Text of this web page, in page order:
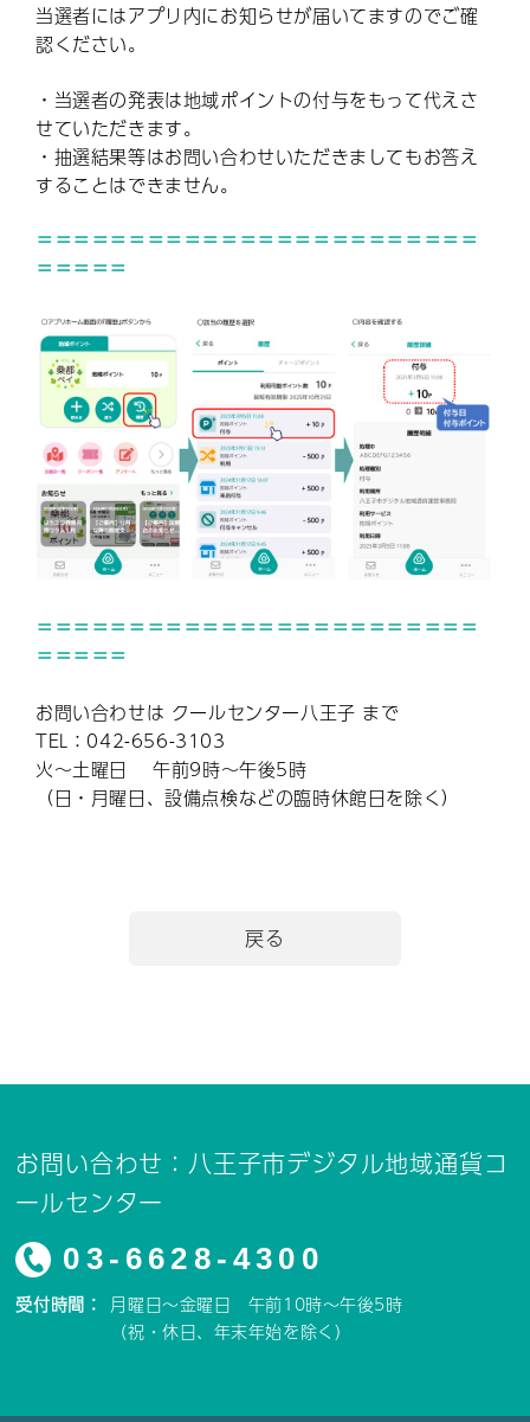
当選者にはアプリ内にお知らせが届いてますのでご確
認ください。
・当選者の発表は地域ポイントの付与をもって代えさ
せていただきます。
・抽選結果等はお問い合わせいただきましてもお答え
することはできません。
＝＝＝＝＝＝＝＝＝＝＝＝＝＝＝＝＝＝＝＝＝＝＝＝
＝＝＝＝＝
＝＝＝＝＝＝＝＝＝＝＝＝＝＝＝＝＝＝＝＝＝＝＝＝
＝＝＝＝＝
お問い合わせは クールセンター八王子 まで
TEL：042-656-3103
火～土曜日 午前9時～午後5時
（日・月曜日、設備点検などの臨時休館日を除く）
戻る
お問い合わせ：八王子市デジタル地域通貨コ
ールセンター
03-6628-4300
受付時間： 月曜日～金曜日 午前10時～午後5時
（祝・休日、年末年始を除く）